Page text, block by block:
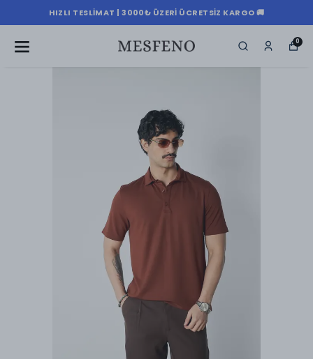
HIZLI TESLIMAT | 3000₺ ÜZERI ÜCRETSIZ KARGO 🚚
0